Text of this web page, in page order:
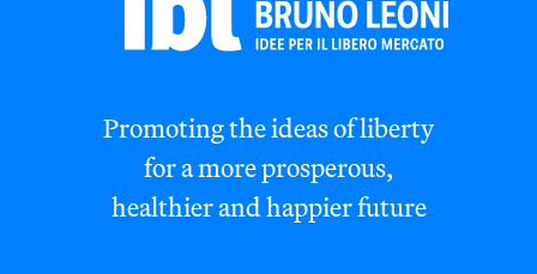
Promoting the ideas of liberty
for a more prosperous,
healthier and happier future